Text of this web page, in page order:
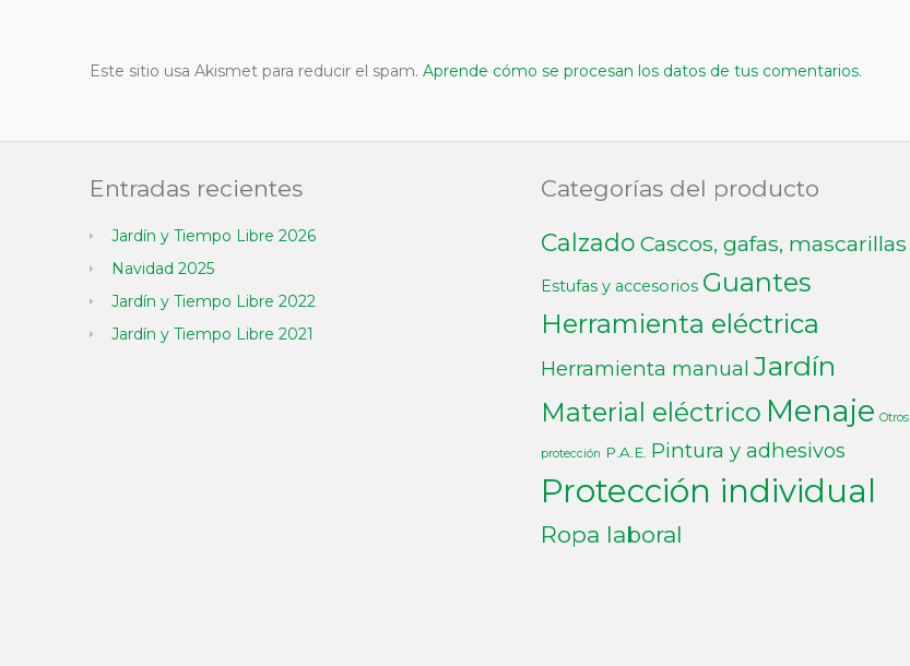
Este sitio usa Akismet para reducir el spam. Aprende cómo se procesan los datos de tus comentarios.
Entradas recientes
Jardín y Tiempo Libre 2026
Navidad 2025
Jardín y Tiempo Libre 2022
Jardín y Tiempo Libre 2021
Categorías del producto
Calzado Cascos, gafas, mascarillas
Estufas y accesorios Guantes
Herramienta eléctrica
Herramienta manual Jardín
Material eléctrico Menaje Otros
protección P.A.E. Pintura y adhesivos
Protección individual
Ropa laboral